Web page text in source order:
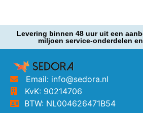
Levering binnen 48 uur uit een
miljoen service-onderdelen
Email: info@sedora.nl
KvK: 90214706
BTW: NL004626471B54